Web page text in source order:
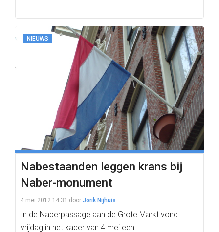
NIEUWS
Nabestaanden leggen krans bij
Naber-monument
4 mei 2012 14:31 door Jorik Nijhuis
In de Naberpassage aan de Grote Markt vond
vrijdag in het kader van 4 mei een